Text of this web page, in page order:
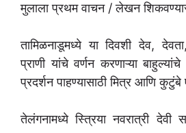
मुलाला प्रथम वाचन / लेखन
तामिळनाडूमध्ये या दिवशी देव,
प्राणी यांचे वर्णन करणाऱ्या
प्रदर्शन पाहण्यासाठी मित्र आणि
तेलंगनामध्ये स्त्रिया नवरात्री देवी